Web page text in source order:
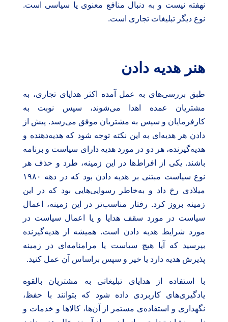
نهفته نیست و به دنبال منافع معنوی یا سیاسی است.
نوع دیگر تبلیغات تجاری است.
هنر هدیه‌ دادن
طبق بررسی‌های به عمل آمده اکثر هدایای تجاری، به
مشتریان عمده اهدا می‌شوند، سپس نوبت به
کارفرمایان و سپس به مشتریان موفق می‌رسد. پیش از
دادن هر هدیه‌ای به این نکته توجه شود که هدیه‌دهنده و
هدیه‌گیرنده، هر دو در مورد هدیه دارای سیاست و برنامه
باشند. یکی از افراط‌ها در این زمینه، طرد و حذف هر
نوع سیاست مبتنی بر هدیه دادن بود که در دهه ۱۹۸۰
میلادی رخ داد و به‌خاطر رسوایی‌هایی بود که در این
زمینه بروز کرد. رفتار مناسب‌تر در این زمینه، اعمال
سیاست در مورد سقف هدایا و یا اعمال سیاست در
مورد شرایط هدیه دادن است. همیشه از هدیه‌گیرنده
بپرسید که آیا هیچ سیاست یا مرامنامه‌ای در زمینه
پذیرش هدیه دارد یا خیر و سپس براساس آن عمل کنید.
با استفاده از هدایای تبلیغاتی به مشتریان بالقوه
یادگیری‌های کاربردی داده شود که بتوانند با حفظ،
نگهداری و استفاده‌ی مستمر از آن‌ها، کالاها و خدمات و